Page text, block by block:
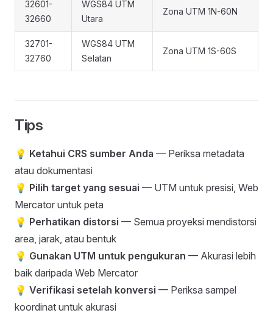
32601-
32660
WGS84 UTM
Utara
Zona UTM 1N-60N
32701-
32760
WGS84 UTM
Selatan
Zona UTM 1S-60S
Tips
💡 Ketahui CRS sumber Anda — Periksa metadata
atau dokumentasi
💡 Pilih target yang sesuai — UTM untuk presisi, Web
Mercator untuk peta
💡 Perhatikan distorsi — Semua proyeksi mendistorsi
area, jarak, atau bentuk
💡 Gunakan UTM untuk pengukuran — Akurasi lebih
baik daripada Web Mercator
💡 Verifikasi setelah konversi — Periksa sampel
koordinat untuk akurasi